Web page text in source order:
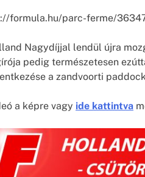
formula.hu/parc-ferme/
Nagydíjjal lendül újra
pedig természetesen
a zandvoorti
a képre vagy ide kattintva